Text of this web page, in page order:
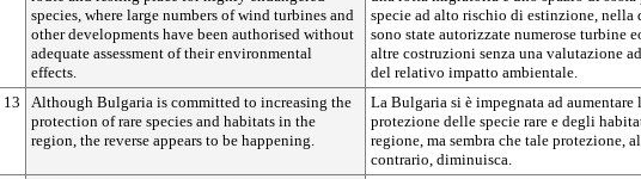
species, where large numbers of wind turbines and
other developments have been authorised without
adequate assessment of their environmental
effects.
specie ad alto rischio di estinzione, nella
sono state autorizzate numerose turbine
altre costruzioni senza una valutazione
del relativo impatto ambientale.
13
Although Bulgaria is committed to increasing the
protection of rare species and habitats in the
region, the reverse appears to be happening.
La Bulgaria si è impegnata ad aumentare
protezione delle specie rare e degli
regione, ma sembra che tale protezione, al
contrario, diminuisca.